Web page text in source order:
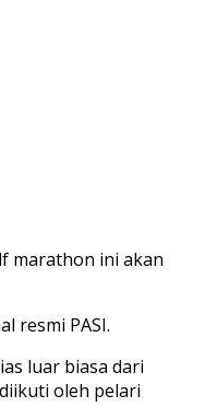
marathon ini akan
resmi PASI.
luar biasa dari
oleh pelari